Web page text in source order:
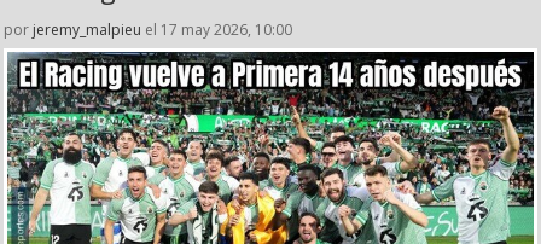
por jeremy_malpieu el 17 may 2026, 10:00